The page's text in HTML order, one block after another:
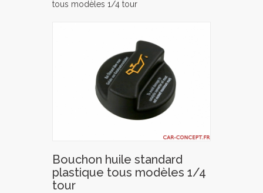
tous modèles 1/4 tour
Bouchon huile standard
plastique tous modèles 1/4
tour